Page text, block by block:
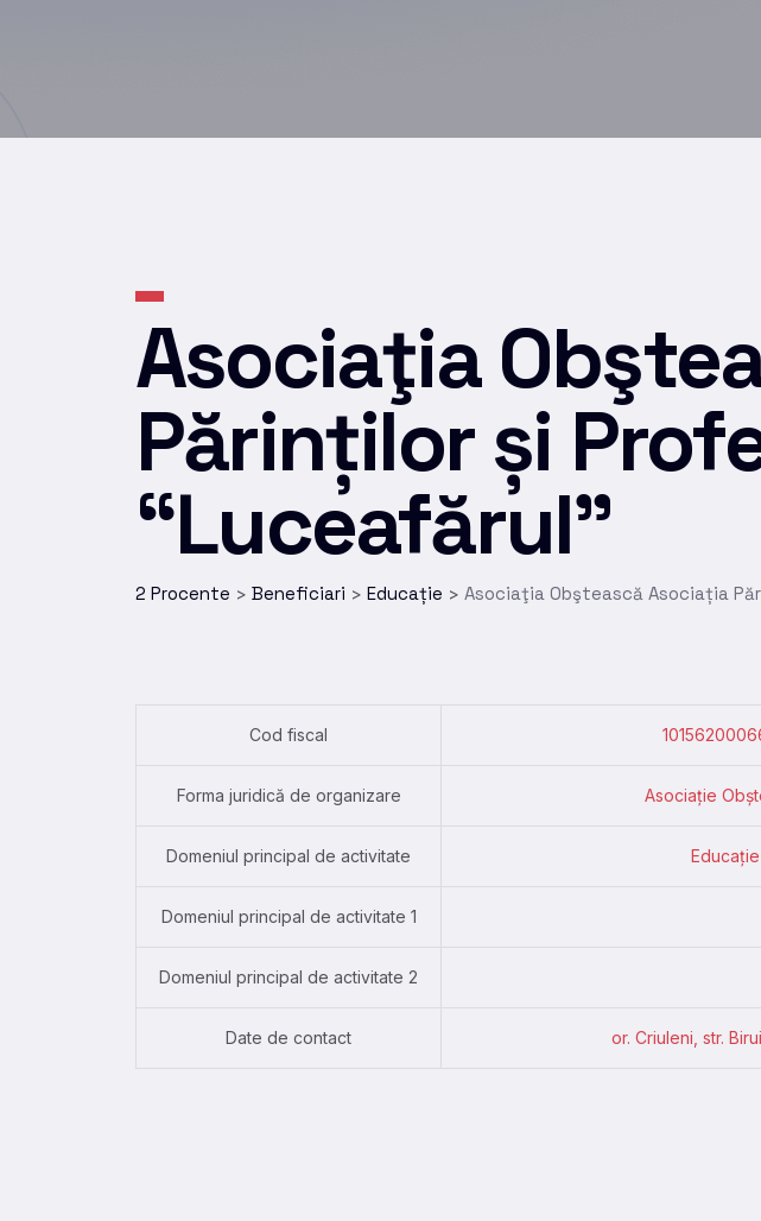
Asociaţia
Părinților și
“Luceafărul”
2 Procente > Beneficiari > Educație > Asociaţia Obştească Asociația
Cod fiscal
Forma juridică de organizare Asociație
Domeniul principal de activitate Educație
Domeniul principal de activitate 1
Domeniul principal de activitate 2
Date de contact or. Criuleni, str.